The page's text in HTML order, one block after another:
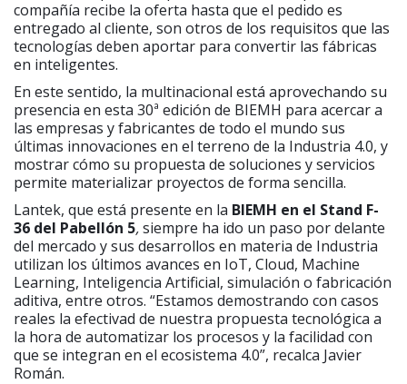
compañía recibe la oferta hasta que el pedido es
entregado al cliente, son otros de los requisitos que las
tecnologías deben aportar para convertir las fábricas
en inteligentes.
En este sentido, la multinacional está aprovechando su
presencia en esta 30ª edición de BIEMH para acercar a
las empresas y fabricantes de todo el mundo sus
últimas innovaciones en el terreno de la Industria 4.0, y
mostrar cómo su propuesta de soluciones y servicios
permite materializar proyectos de forma sencilla.
Lantek, que está presente en la BIEMH en el Stand F-
36 del Pabellón 5,siempre ha ido un paso por delante
del mercado y sus desarrollos en materia de Industria
utilizan los últimos avances en IoT, Cloud, Machine
Learning, Inteligencia Artificial, simulación o fabricación
aditiva, entre otros. “Estamos demostrando con casos
reales la efectivad de nuestra propuesta tecnológica a
la hora de automatizar los procesos y la facilidad con
que se integran en el ecosistema 4.0”, recalca Javier
Román.